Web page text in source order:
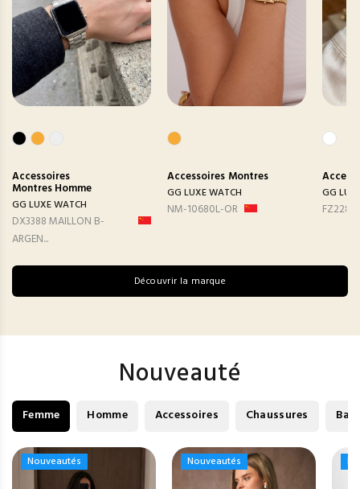
Accessoires
Montres Homme
GG LUXE WATCH
DX3388 MAILLON B-
ARGEN...
Accessoires Montres
GG LUXE WATCH
NM-10680L-OR
GG
FZ2282
Découvrir la marque
Nouveauté
Femme Homme Accessoires Chaussures
Nouveautés
Nouveautés Nouveautés
Nouveautés